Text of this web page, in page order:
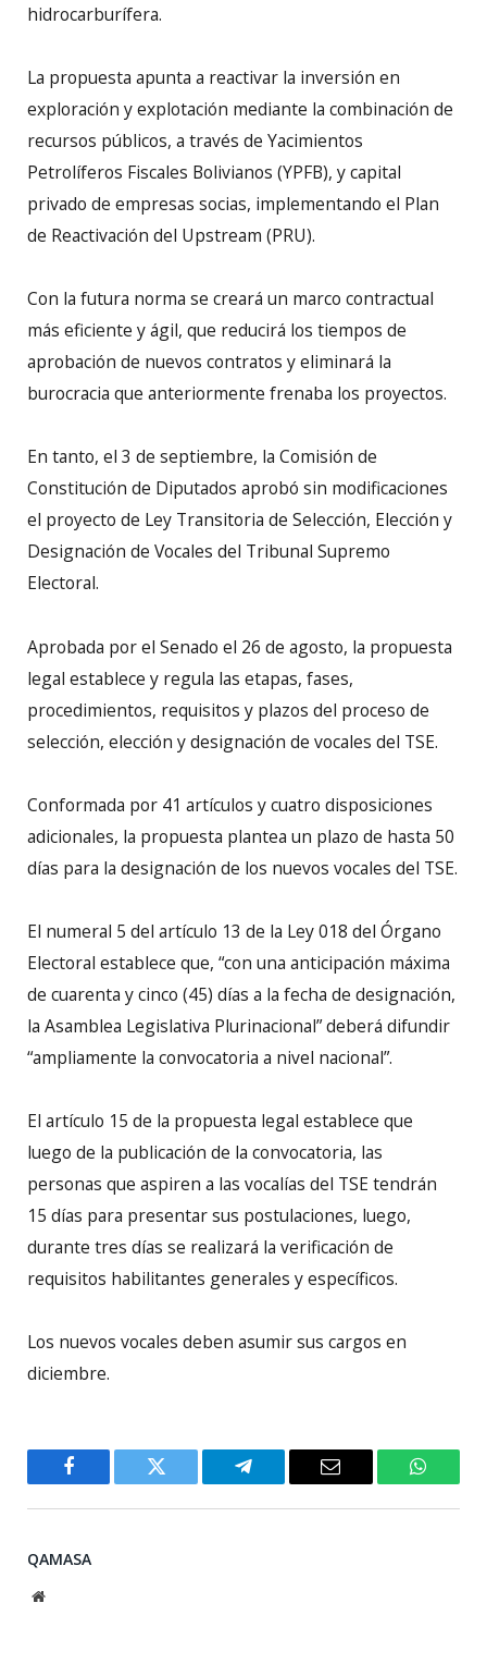
hidrocarburífera.
La propuesta apunta a reactivar la inversión en
exploración y explotación mediante la combinación de
recursos públicos, a través de Yacimientos
Petrolíferos Fiscales Bolivianos (YPFB), y capital
privado de empresas socias, implementando el Plan
de Reactivación del Upstream (PRU).
Con la futura norma se creará un marco contractual
más eficiente y ágil, que reducirá los tiempos de
aprobación de nuevos contratos y eliminará la
burocracia que anteriormente frenaba los proyectos.
En tanto, el 3 de septiembre, la Comisión de
Constitución de Diputados aprobó sin modificaciones
el proyecto de Ley Transitoria de Selección, Elección y
Designación de Vocales del Tribunal Supremo
Electoral.
Aprobada por el Senado el 26 de agosto, la propuesta
legal establece y regula las etapas, fases,
procedimientos, requisitos y plazos del proceso de
selección, elección y designación de vocales del TSE.
Conformada por 41 artículos y cuatro disposiciones
adicionales, la propuesta plantea un plazo de hasta 50
días para la designación de los nuevos vocales del TSE.
El numeral 5 del artículo 13 de la Ley 018 del Órgano
Electoral establece que, “con una anticipación máxima
de cuarenta y cinco (45) días a la fecha de designación,
la Asamblea Legislativa Plurinacional” deberá difundir
“ampliamente la convocatoria a nivel nacional”.
El artículo 15 de la propuesta legal establece que
luego de la publicación de la convocatoria, las
personas que aspiren a las vocalías del TSE tendrán
15 días para presentar sus postulaciones, luego,
durante tres días se realizará la verificación de
requisitos habilitantes generales y específicos.
Los nuevos vocales deben asumir sus cargos en
diciembre.
Facebook Twitter Telegram Email
QAMASA
Website